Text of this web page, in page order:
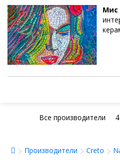
Мис
Все производители 4
Производители Creto